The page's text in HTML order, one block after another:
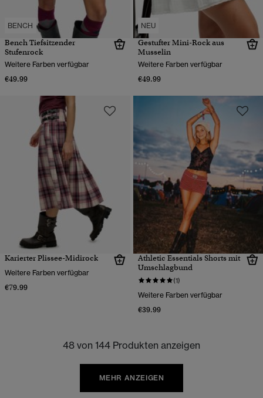
BENCH
Bench Tiefsitzender
Stufenrock
Weitere Farben verfügbar
€49.99
NEU
Gestufter Mini-Rock aus
Musselin
Weitere Farben verfügbar
€49.99
Karierter Plissee-Midirock
Weitere Farben verfügbar
€79.99
Athletic Essentials Shorts mit
Umschlagbund
(1)
Weitere Farben verfügbar
€39.99
48 von 144 Produkten anzeigen
MEHR ANZEIGEN